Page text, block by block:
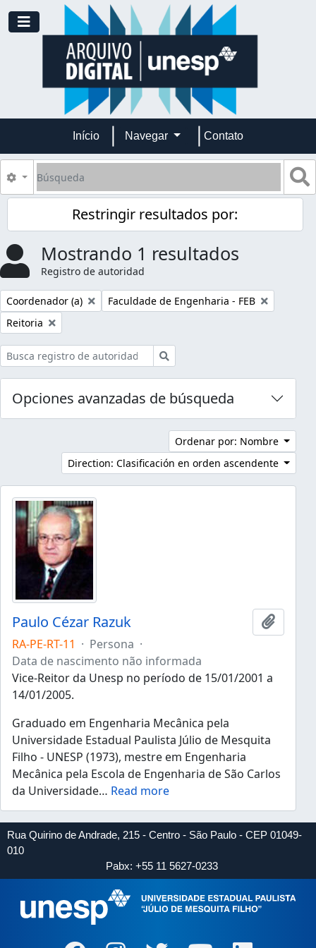
Skip to main content
Toggle navigation
Início Navegar Contato
Búsqueda
Search options
Restringir resultados por:
Mostrando 1 resultados
Registro de autoridad
Remove filter:
Coordenador (a) Remove filter:
Faculdade de Engenharia - FEB
Remove filter:
Reitoria
Opciones avanzadas de búsqueda
Ordenar por: Nombre
Direction: Clasificación en orden ascendente
Paulo Cézar Razuk
Añadir
RA-PE-RT-11 · Persona ·
Data de nascimento não informada
Vice-Reitor da Unesp no período de 15/01/2001 a
14/01/2005.
Graduado em Engenharia Mecânica pela
Universidade Estadual Paulista Júlio de Mesquita
Filho - UNESP (1973), mestre em Engenharia
Mecânica pela Escola de Engenharia de São Carlos
da Universidade… Read more
Rua Quirino de Andrade, 215 - Centro - São Paulo - CEP 01049-
010
Pabx: +55 11 5627-0233